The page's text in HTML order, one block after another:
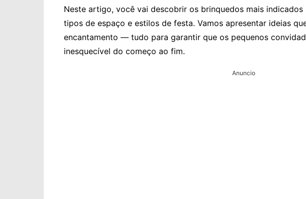
Neste artigo, você vai descobrir os brinquedos mais
tipos de espaço e estilos de festa. Vamos apresentar ideias
encantamento — tudo para garantir que os pequenos
inesquecível do começo ao fim.
Anuncio